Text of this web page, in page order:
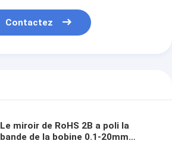
Contactez
Le miroir de RoHS 2B a poli la
bande de la bobine 0.1-20mm